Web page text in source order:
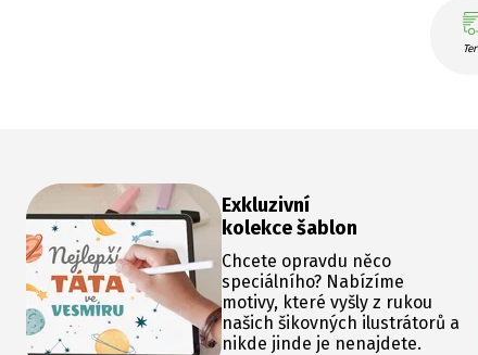
Exkluzivní
kolekce šablon
Chcete opravdu něco
speciálního? Nabízíme
motivy, které vyšly z rukou
našich šikovných ilustrátorů a
nikde jinde je nenajdete.